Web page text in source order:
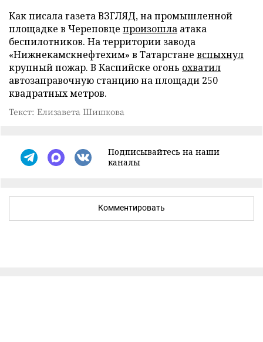
Как писала газета ВЗГЛЯД, на промышленной
площадке в Череповце произошла атака
беспилотников. На территории завода
«Нижнекамскнефтехим» в Татарстане вспыхнул
крупный пожар. В Каспийске огонь охватил
автозаправочную станцию на площади 250
квадратных метров.
Текст: Елизавета Шишкова
Подписывайтесь на наши
каналы
Комментировать